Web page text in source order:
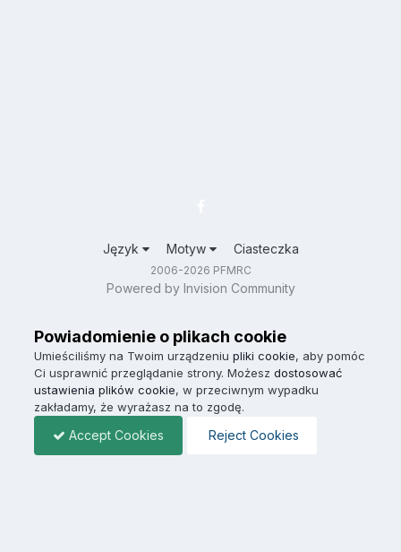
Język Motyw Ciasteczka
2006-2026 PFMRC
Powered by Invision Community
Powiadomienie o plikach cookie
Umieściliśmy na Twoim urządzeniu pliki cookie, aby pomóc
Ci usprawnić przeglądanie strony. Możesz dostosować
ustawienia plików cookie, w przeciwnym wypadku
zakładamy, że wyrażasz na to zgodę.
Accept Cookies Reject Cookies